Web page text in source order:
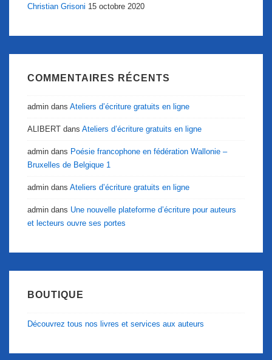
Christian Grisoni 15 octobre 2020
COMMENTAIRES RÉCENTS
admin dans Ateliers d’écriture gratuits en ligne
ALIBERT dans Ateliers d’écriture gratuits en ligne
admin dans Poésie francophone en fédération Wallonie –
Bruxelles de Belgique 1
admin dans Ateliers d’écriture gratuits en ligne
admin dans Une nouvelle plateforme d’écriture pour auteurs
et lecteurs ouvre ses portes
BOUTIQUE
Découvrez tous nos livres et services aux auteurs